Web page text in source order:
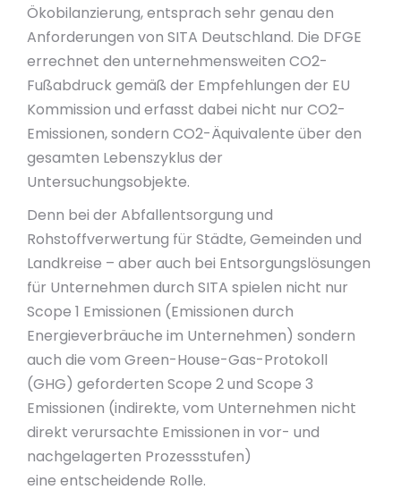
Ökobilanzierung, entsprach sehr genau den
Anforderungen von SITA Deutschland. Die DFGE
errechnet den unternehmensweiten CO2-
Fußabdruck gemäß der Empfehlungen der EU
Kommission und erfasst dabei nicht nur CO2-
Emissionen, sondern CO2-Äquivalente über den
gesamten Lebenszyklus der
Untersuchungsobjekte.
Denn bei der Abfallentsorgung und
Rohstoffverwertung für Städte, Gemeinden und
Landkreise – aber auch bei Entsorgungslösungen
für Unternehmen durch SITA spielen nicht nur
Scope 1 Emissionen (Emissionen durch
Energieverbräuche im Unternehmen) sondern
auch die vom Green-House-Gas-Protokoll
(GHG) geforderten Scope 2 und Scope 3
Emissionen (indirekte, vom Unternehmen nicht
direkt verursachte Emissionen in vor- und
nachgelagerten Prozessstufen)
eine entscheidende Rolle.